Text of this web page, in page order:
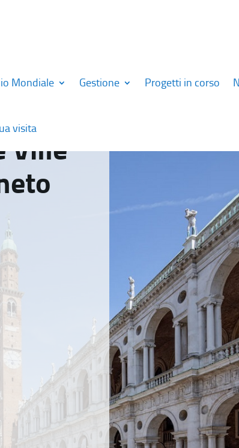
Mondiale Gestione Progetti in corso
visita
Ville